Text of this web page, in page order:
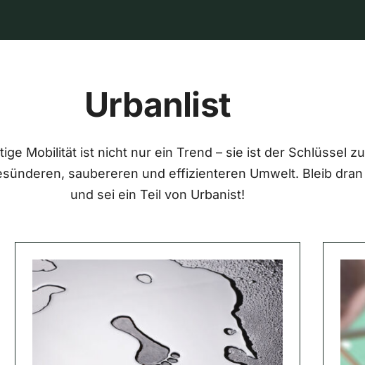
Urbanlist
Mobilität ist nicht nur ein Trend – sie ist der Schlüssel zu
saubereren und effizienteren Umwelt. Bleib dran
und sei ein Teil von Urbanist!